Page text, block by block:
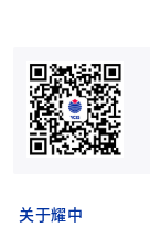
关于耀中